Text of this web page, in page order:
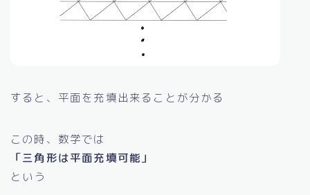
すると、平面を充填出来ることが分かる
この時、数学では
「三角形は平面充填可能」
という